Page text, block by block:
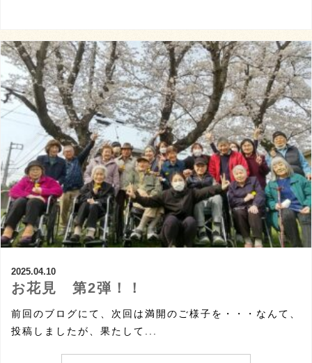
2025.04.10
お花見 第2弾！！
前回のブログにて、次回は満開のご様子を・・・なんて、
投稿しましたが、果たして...